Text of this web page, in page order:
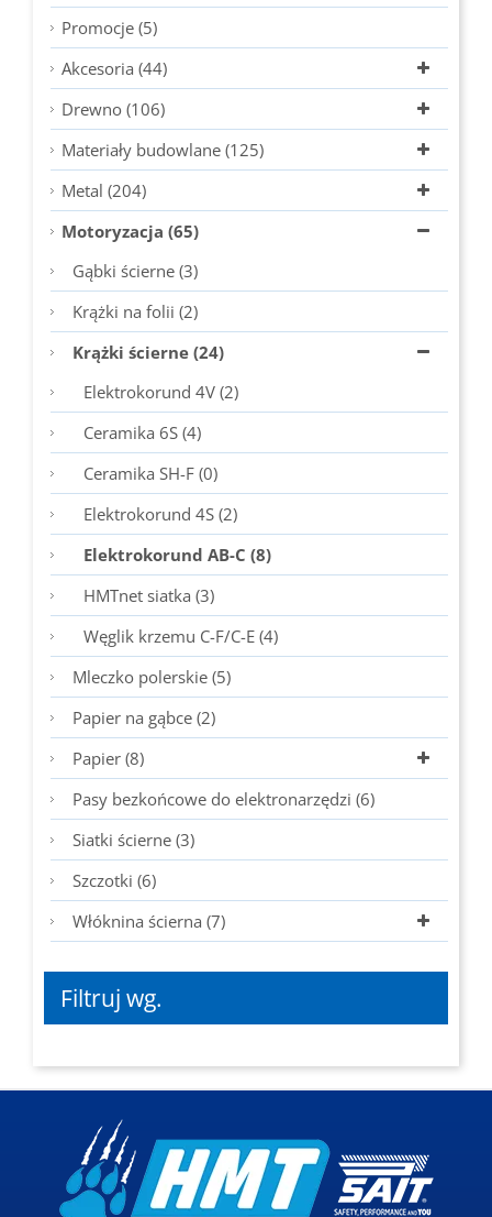
Promocje (5)
Akcesoria (44)
Drewno (106)
Materiały budowlane (125)
Metal (204)
Motoryzacja (65)
Gąbki ścierne (3)
Krążki na folii (2)
Krążki ścierne (24)
Elektrokorund 4V (2)
Ceramika 6S (4)
Ceramika SH-F (0)
Elektrokorund 4S (2)
Elektrokorund AB-C (8)
HMTnet siatka (3)
Węglik krzemu C-F/C-E (4)
Mleczko polerskie (5)
Papier na gąbce (2)
Papier (8)
Pasy bezkońcowe do elektronarzędzi (6)
Siatki ścierne (3)
Szczotki (6)
Włóknina ścierna (7)
Filtruj wg.